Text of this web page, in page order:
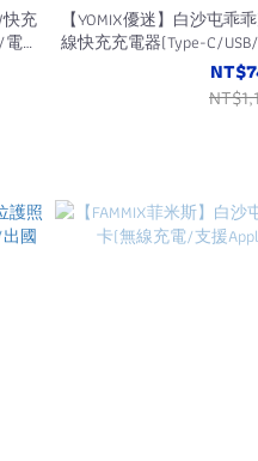
快充
量
【YOMIX優迷】白沙屯乖
線快充充電器(Type-C/
充)